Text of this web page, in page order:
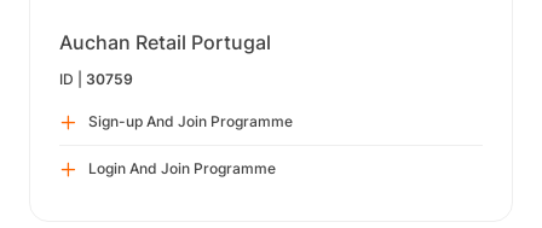
Auchan Retail Portugal
ID | 30759
Sign-up And Join Programme
Login And Join Programme